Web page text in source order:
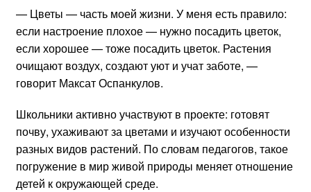
— Цветы — часть моей жизни. У меня есть правило:
если настроение плохое — нужно посадить цветок,
если хорошее — тоже посадить цветок. Растения
очищают воздух, создают уют и учат заботе, —
говорит Максат Оспанкулов.
Школьники активно участвуют в проекте: готовят
почву, ухаживают за цветами и изучают особенности
разных видов растений. По словам педагогов, такое
погружение в мир живой природы меняет отношение
детей к окружающей среде.